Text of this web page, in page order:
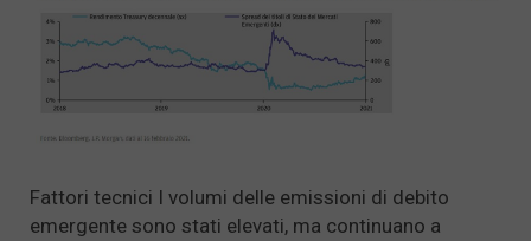
Fattori tecnici I volumi delle emissioni di debito
emergente sono stati elevati, ma continuano a